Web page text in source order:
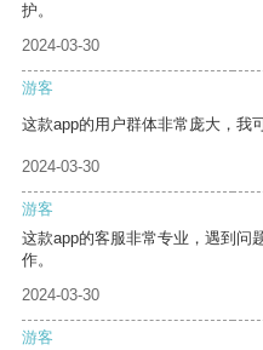
护。
2024-03-30
游客
这款app的用户群体非常庞大，我
2024-03-30
游客
这款app的客服非常专业，遇到问
作。
2024-03-30
游客